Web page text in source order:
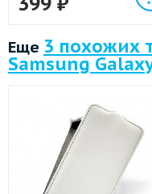
Еще 3 похожих
Samsung